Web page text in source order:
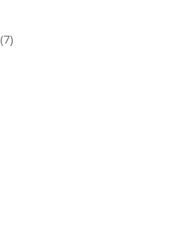
(7)